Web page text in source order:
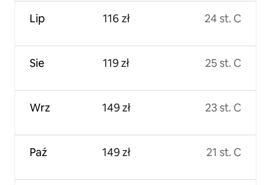
Lip
Sie
Wrz
Paź
116 zł
119 zł
149 zł
149 zł
24 st. C
25 st. C
23 st. C
21 st. C